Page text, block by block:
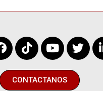
CONTACTANOS